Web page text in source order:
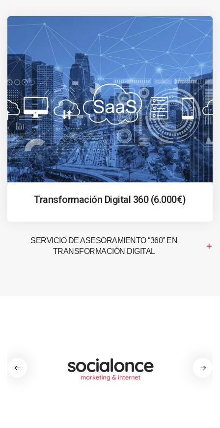
Transformación Digital 360 (6.000€)
SERVICIO DE ASESORAMIENTO “360” EN
TRANSFORMACIÓN DIGITAL